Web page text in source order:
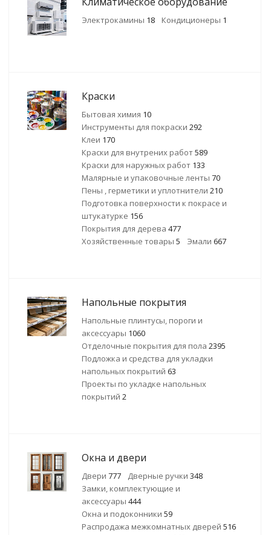
Электрокамины 18 Кондиционеры 1
Краски
Бытовая химия 10
Инструменты для покраски 292
Клеи 170
Краски для внутрених работ589
Краски для наружных работ 133
Малярные и упаковочные ленты 70
Пены , герметики и уплотнители 210
Подготовка поверхности к покрасе и
штукатурке 156
Покрытия для дерева 477
Хозяйственные товары 5 Эмали 667
Напольные покрытия
Напольные плинтусы, пороги и
аксессуары 1060
Отделочные покрытия для пола 2395
Подложка и средства для укладки
напольных покрытий 63
Проекты по укладке напольных
покрытий 2
Окна и двери
Двери 777 Дверные ручки 348
Замки, комплектующие и
аксессуары 444
Окна и подоконники 59
Распродажа межкомнатных дверей 516